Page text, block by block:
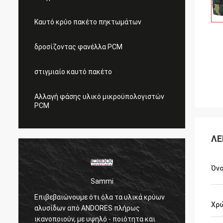
Καυτό κρύο πακέτο πηκτωμάτων
δροσίζοντας φανέλλα PCM
στιγμιαίο καυτό πακέτο
Αλλαγή φάσης υλικό μικροϋπολογιστών
PCM
Sammi
Επιβεβαιώνουμε ότι όλα τα υλικά κρύων
αλυσίδων από ANDORES πλήρως
ικανοποιούν, με υψηλό - ποιότητα και
Τα